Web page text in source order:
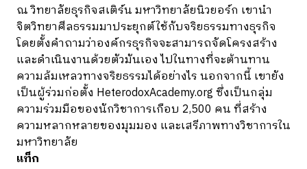
ณ วิทยาลัยธุรกิจสเติร์น มหาวิทยาลัยนิวยอร์ก เขานำ
จิตวิทยาศีลธรรมมาประยุกต์ใช้กับจริยธรรมทางธุรกิจ
โดยตั้งคำถามว่าองค์กรธุรกิจจะสามารถจัดโครงสร้าง
และดำเนินงานด้วยตัวมันเอง ไปในทางที่จะต้านทาน
ความล้มเหลวทางจริยธรรมได้อย่างไร นอกจากนี้ เขายัง
เป็นผู้ร่วมก่อตั้ง HeterodoxAcademy.orgซึ่งเป็นกลุ่ม
ความร่วมมือของนักวิชาการเกือบ 2,500 คน ที่สร้าง
ความหลากหลายของมุมมอง และเสรีภาพทางวิชาการใน
มหาวิทยาลัย
แท็ก